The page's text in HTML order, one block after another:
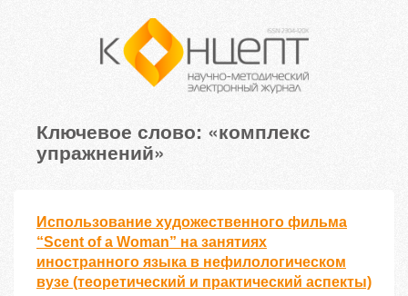
Ключевое слово: «комплекс
упражнений»
Использование художественного фильма
“Scent of a Woman” на занятиях
иностранного языка в нефилологическом
вузе (теоретический и практический аспекты)